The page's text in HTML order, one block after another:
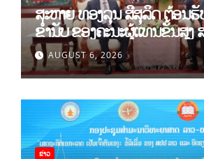
ສະຫາຍ ທອງລຸນ ສີສຸລິດ ຕ້ອນຮັ
ຂຳ່ນັບ ຂອງຄະນະຜູ້ແທນຂັ້ນສູງ
ເມືອງແຫ່ງຊາດ ໂຮ່ຈີມິນ ແລະ
ວິທະຍາສາດສັງຄົມຫວຽດນາມ
AUGUST 6, 2026
ຂ່າວ